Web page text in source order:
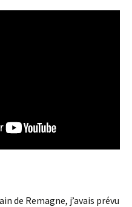
de Remagne, j’avais prévu